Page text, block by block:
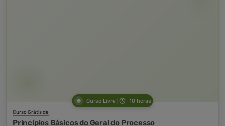
Curso Livre 10 horas
Curso Grátis de
Princípios Básicos do Geral do Processo